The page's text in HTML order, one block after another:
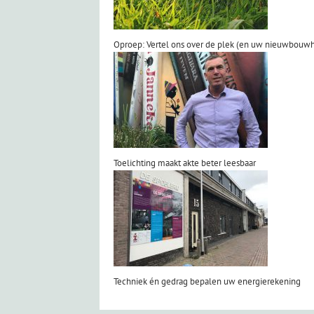
Oproep: Vertel ons over de plek (en uw
Toelichting maakt akte beter leesbaar
Techniek én gedrag bepalen uw energierekening